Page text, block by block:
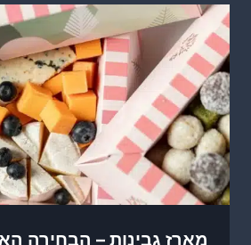
מארז גבינות – הבחירה